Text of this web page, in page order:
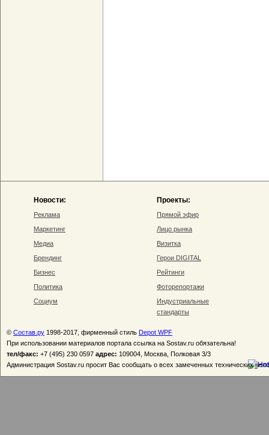
Новости:
Реклама
Маркетинг
Медиа
Брендинг
Бизнес
Политика
Социум
Проекты:
Прямой эфир
Лицо рынка
Визитка
Герои DIGITAL
Рейтинги
Фоторепортажи
Индустриальные
стандарты
© Состав.ру 1998-2017, фирменный стиль Depot WPF
При использовании материалов портала ссылка на Sostav.ru обязательна!
тел/факс: +7 (495) 230 0597 адрес: 109004, Москва, Полковая 3/3
Администрация Sostav.ru просит Вас сообщать о всех замеченных технических